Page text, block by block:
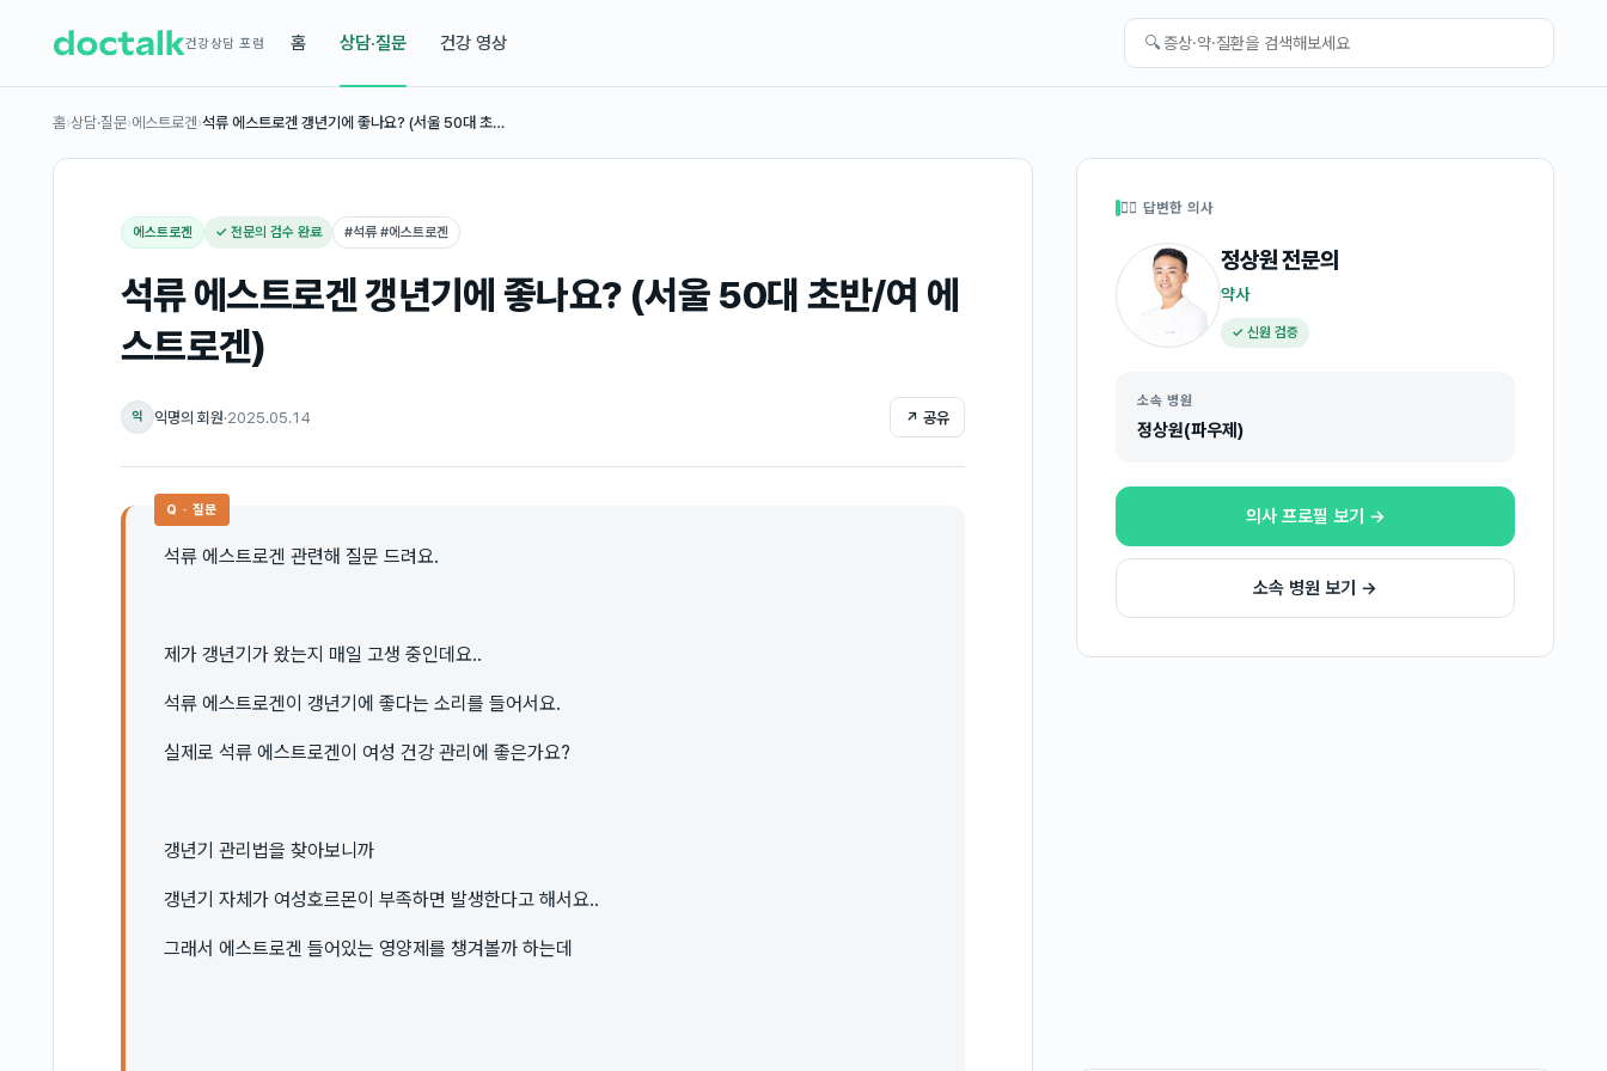
건강상담 포럼 홈 상담·질문 건강 영상 🔍
홈›상담·질문›에스트로겐›석류 에스트로겐 갱년기에 좋나요? (서울 50대 초…
에스트로겐 ✓ 전문의 검수 완료 #석류 #에스트로겐
석류 에스트로겐 갱년기에 좋나요? (서울 50대 초반/여 에
스트로겐)
익 익명의 회원·2025.05.14 ↗ 공유
Q · 질문
석류 에스트로겐 관련해 질문 드려요.
제가 갱년기가 왔는지 매일 고생 중인데요..
석류 에스트로겐이 갱년기에 좋다는 소리를 들어서요.
실제로 석류 에스트로겐이 여성 건강 관리에 좋은가요?
갱년기 관리법을 찾아보니까
갱년기 자체가 여성호르몬이 부족하면 발생한다고 해서요..
그래서 에스트로겐 들어있는 영양제를 챙겨볼까 하는데
👩‍⚕️ 답변한 의사
정상원전문의
약사
✓ 신원 검증
소속 병원
정상원(파우제)
의사 프로필 보기 →
소속 병원 보기 →